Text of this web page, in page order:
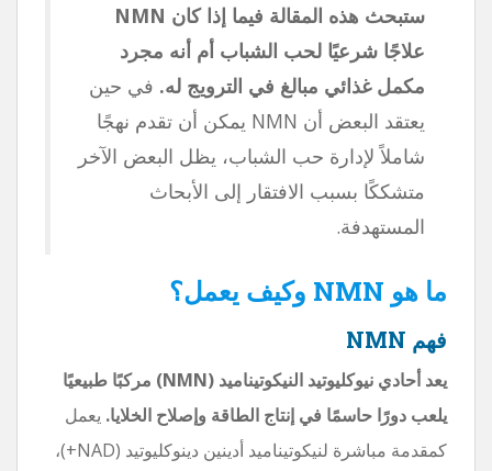
ستبحث هذه المقالة فيما إذا كان NMN
علاجًا شرعيًا لحب الشباب أم أنه مجرد
مكمل غذائي مبالغ في الترويج له. في حين
يعتقد البعض أن NMN يمكن أن تقدم نهجًا
شاملاً لإدارة حب الشباب، يظل البعض الآخر
متشككًا بسبب الافتقار إلى الأبحاث
المستهدفة.
ما هو NMN وكيف يعمل؟
فهم NMN
يعد أحادي نيوكليوتيد النيكوتيناميد (NMN) مركبًا طبيعيًا
يلعب دورًا حاسمًا في إنتاج الطاقة وإصلاح الخلايا. يعمل
كمقدمة مباشرة لنيكوتيناميد أدينين دينوكليوتيد (NAD+)،